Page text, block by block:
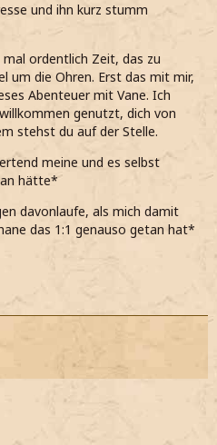
und ihn kurz stumm
ordentlich Zeit, das zu
um die Ohren. Erst das mit mir,
Abenteuer mit Vane. Ich
genutzt, dich von
stehst du auf der Stelle.
meine und es selbst
hätte*
davonlaufe, als mich damit
das 1:1 genauso getan hat*